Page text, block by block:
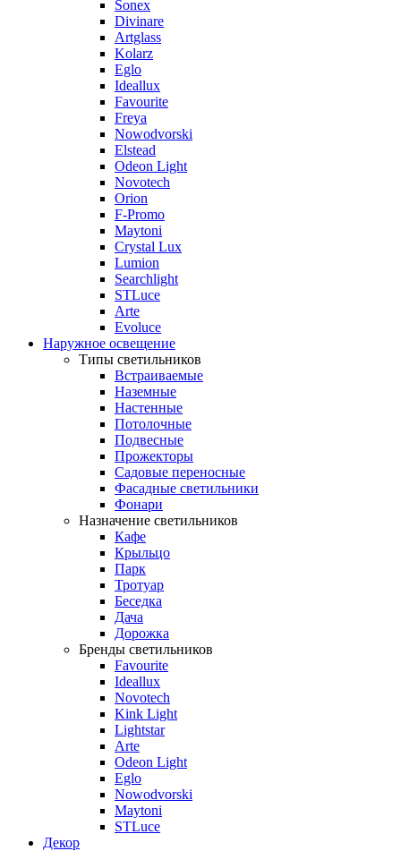
Sonex
Divinare
Artglass
Kolarz
Eglo
Ideallux
Favourite
Freya
Nowodvorski
Elstead
Odeon Light
Novotech
Orion
F-Promo
Maytoni
Crystal Lux
Lumion
Searchlight
STLuce
Arte
Evoluce
Наружное освещение
Типы светильников
Встраиваемые
Наземные
Настенные
Потолочные
Подвесные
Прожекторы
Садовые переносные
Фасадные светильники
Фонари
Назначение светильников
Кафе
Крыльцо
Парк
Тротуар
Беседка
Дача
Дорожка
Бренды светильников
Favourite
Ideallux
Novotech
Kink Light
Lightstar
Arte
Odeon Light
Eglo
Nowodvorski
Maytoni
STLuce
Декор